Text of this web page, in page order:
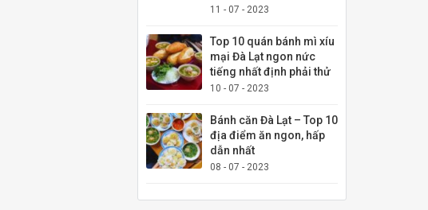
11 - 07 - 2023
Top 10 quán bánh mì xíu
mại Đà Lạt ngon nức
tiếng nhất định phải thử
10 - 07 - 2023
Bánh căn Đà Lạt – Top 10
địa điểm ăn ngon, hấp
dẫn nhất
08 - 07 - 2023